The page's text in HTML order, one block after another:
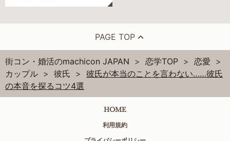
PAGE TOP
街コン・婚活のmachicon JAPAN 恋学TOP
恋愛
カップル
彼氏
彼氏が本当のことを言わない……彼氏
の本音を探るコツ4選
HOME
利用規約